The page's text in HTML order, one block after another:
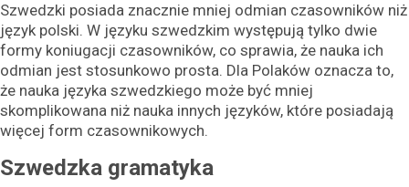
Szwedzki posiada znacznie mniej odmian czasowników niż
język polski. W języku szwedzkim występują tylko dwie
formy koniugacji czasowników, co sprawia, że nauka ich
odmian jest stosunkowo prosta. Dla Polaków oznacza to,
że nauka języka szwedzkiego może być mniej
skomplikowana niż nauka innych języków, które posiadają
więcej form czasownikowych.
Szwedzka gramatyka